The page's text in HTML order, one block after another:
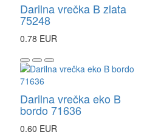
Darilna vrečka B zlata
75248
0.78 EUR
Darilna vrečka eko B
bordo 71636
0.60 EUR